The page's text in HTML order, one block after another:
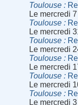
Toulouse
Le mercredi
Toulouse
Le mercredi
Toulouse
Le mercredi
Toulouse
Le mercredi
Toulouse
Le mercredi
Toulouse
Le mercredi